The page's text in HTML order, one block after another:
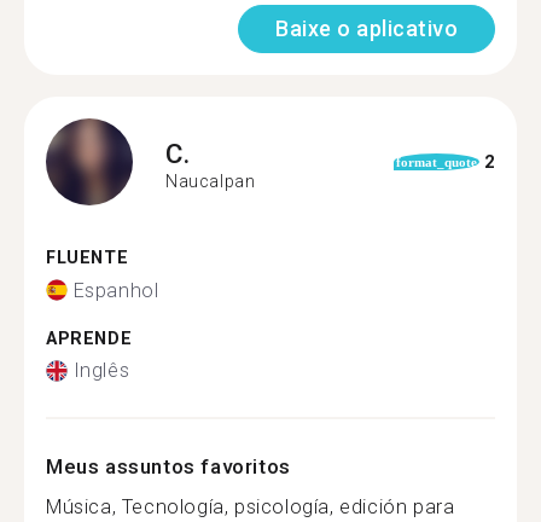
Baixe o aplicativo
C.
Naucalpan
format_quote 2
FLUENTE
Espanhol
APRENDE
Inglês
Meus assuntos favoritos
Música, Tecnología, psicología, edición para